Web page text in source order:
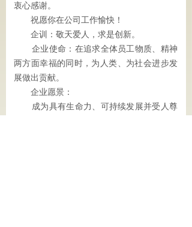
衷心感谢。
祝愿你在公司工作愉快！
企训：敬天爱人，求是创新。
企业使命：在追求全体员工物质、精神
两方面幸福的同时，为人类、为社会进步发
展做出贡献。
企业愿景：
成为具有生命力、可持续发展并受人尊